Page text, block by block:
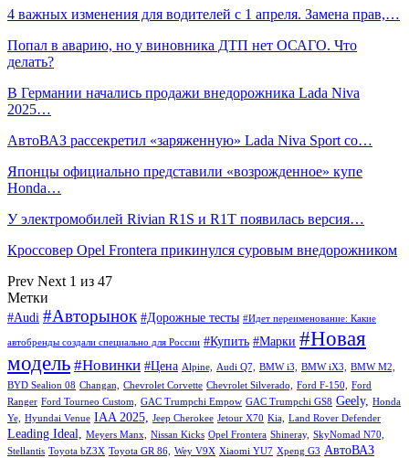
4 важных изменения для водителей с 1 апреля. Замена прав,…
Попал в аварию, но у виновника ДТП нет ОСАГО. Что
делать?
В Германии начались продажи внедорожника Lada Niva
2025…
АвтоВАЗ рассекретил «заряженную» Lada Niva Sport со…
Японцы официально представили «возрожденное» купе
Honda…
У электромобилей Rivian R1S и R1T появилась версия…
Кроссовер Opel Frontera прикинулся суровым внедорожником
Prev Next 1 из 47
Метки
#Audi #Авторынок #Дорожные тесты #Идет переименование: Какие
автобренды создали специально для России #Купить #Марки #Новая
модель #Новинки #Цена Alpine, Audi Q7, BMW i3, BMW iX3,
BMW M2,
BYD Sealion 08 Changan, Chevrolet Corvette Chevrolet Silverado, Ford F-150,
Ford
Ranger Ford Tourneo Custom, GAC Trumpchi Empow GAC Trumpchi GS8 Geely,
Honda
Ye,
Hyundai Venue IAA 2025, Jeep Cherokee Jetour X70 Kia, Land Rover Defender
Leading Ideal, Meyers Manx, Nissan Kicks Opel Frontera Shineray, SkyNomad N70,
Stellantis Toyota bZ3X Toyota GR 86, Wey V9X Xiaomi YU7 Xpeng G3 АвтоВАЗ